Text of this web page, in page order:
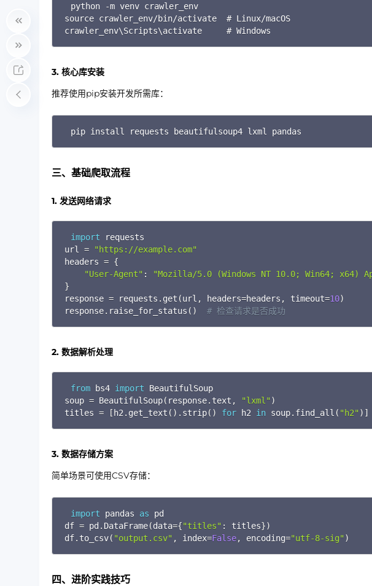
python -m venv crawler_env
source crawler_env/bin/activate  # Linux/macOS
crawler_env\Scripts\activate     # Windows
3. 核心库安装
推荐使用pip安装开发所需库：
pip install requests beautifulsoup4 lxml pandas
三、基础爬取流程
1. 发送网络请求
import requests
url = " https://example.com"
headers = {
"User-Agent" :
"Mozilla/5.0 (Windows NT 10.0; Win64; x64)
}
response = requests . get (url , headers=headers , timeout=10)
response. raise_for_status ( ) # 检查请求是否成功
2. 数据解析处理
from bs4 import BeautifulSoup
soup = BeautifulSoup( response. text , "lxml" )
titles = [ h2 . get_text ( ) . strip( ) for h2 in soup. find_all ( "h2" ) ]
3. 数据存储方案
简单场景可使用CSV存储：
import pandas as pd
df = pd . DataFrame(data={"titles" : titles})
df. to_csv( "output.csv" , index=False, encoding="utf-8-sig" )
四、进阶实践技巧